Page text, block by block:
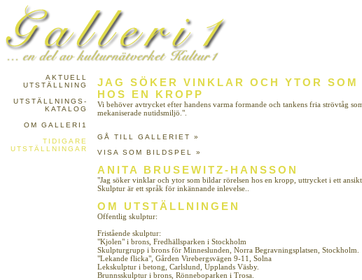
AKTUELL
UTSTÄLLNING
UTSTÄLLNINGS-
KATALOG
OM GALLERI1
TIDIGARE
UTSTÄLLNINGAR
JAG SÖKER VINKLAR OCH YTOR
HOS EN KROPP
Vi behöver avtrycket efter handens varma formande och tankens fria strövtåg
mekaniserade nutidsmiljö.".
GÅ TILL GALLERIET »
VISA SOM BILDSPEL »
ANITA BRUSEWITZ-HANSSON
"Jag söker vinklar och ytor som bildar rörelsen hos en kropp, uttrycket i ett
Skulptur är ett språk för inkännande inlevelse..
OM UTSTÄLLNINGEN
Offentlig skulptur:
Fristående skulptur:
"Kjolen" i brons, Fredhällsparken i Stockholm
Skulpturgrupp i brons för Minneslunden, Norra Begravningsplatsen, Stockholm.
"Lekande flicka", Gården Virebergsvägen 9-11, Solna
Lekskulptur i betong, Carlslund, Upplands Väsby.
Brunnsskulptur i brons, Rönneboparken i Trosa.